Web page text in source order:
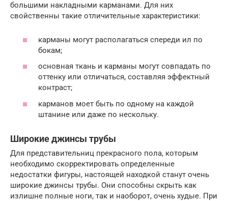
большими накладными карманами. Для них
свойственны такие отличительные характеристики:
карманы могут располагаться спереди ил по
бокам;
основная ткань и карманы могут совпадать по
оттенку или отличаться, составляя эффектный
контраст;
карманов моет быть по одному на каждой
штанине или даже по нескольку.
Широкие джинсы трубы
Для представительниц прекрасного пола, которым
необходимо скорректировать определенные
недостатки фигуры, настоящей находкой станут очень
широкие джинсы трубы. Они способны скрыть как
излишне полные ноги, так и наоборот, очень худые. При